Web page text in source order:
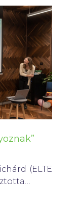
(ELTE